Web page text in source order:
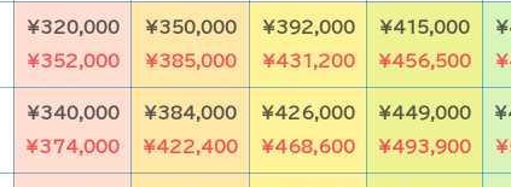
¥320,000
¥352,000
¥350,000
¥385,000
¥392,000
¥431,200
¥415,000
¥456,500
¥340,000
¥374,000
¥384,000
¥422,400
¥426,000
¥468,600
¥449,000
¥493,900